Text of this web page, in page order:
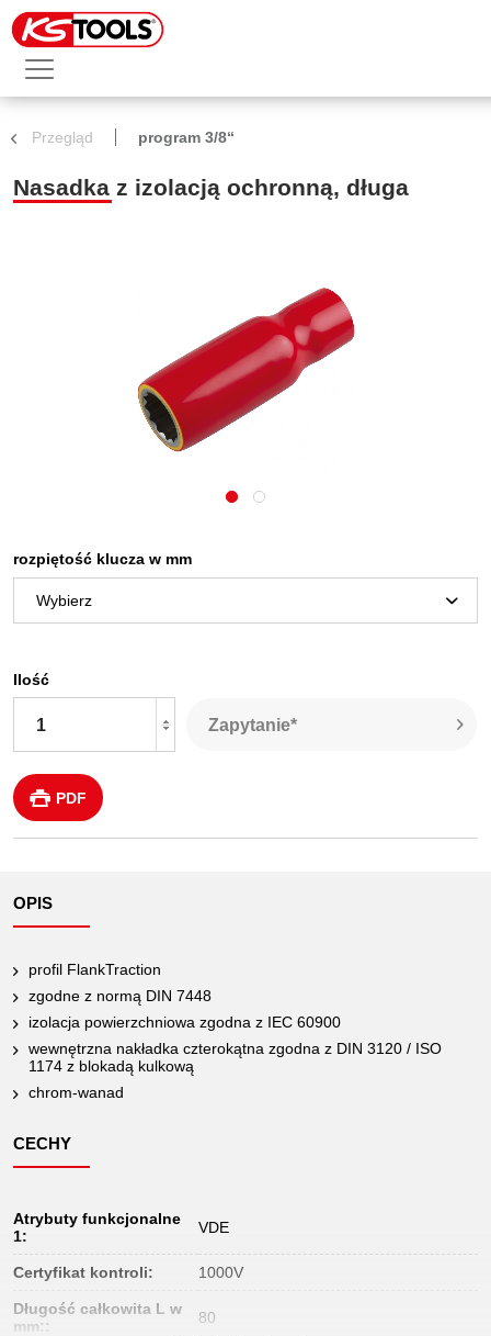
Przegląd program 3/8“
Nasadka z izolacją ochronną, długa
rozpiętość klucza w mm
Ilość
Zapytanie*
PDF
OPIS
profil FlankTraction
zgodne z normą DIN 7448
izolacja powierzchniowa zgodna z IEC 60900
wewnętrzna nakładka czterokątna zgodna z DIN 3120 / ISO
1174 z blokadą kulkową
chrom-wanad
CECHY
Atrybuty funkcjonalne
1:
VDE
Certyfikat kontroli: 1000V
Długość całkowita L w
mm::
80